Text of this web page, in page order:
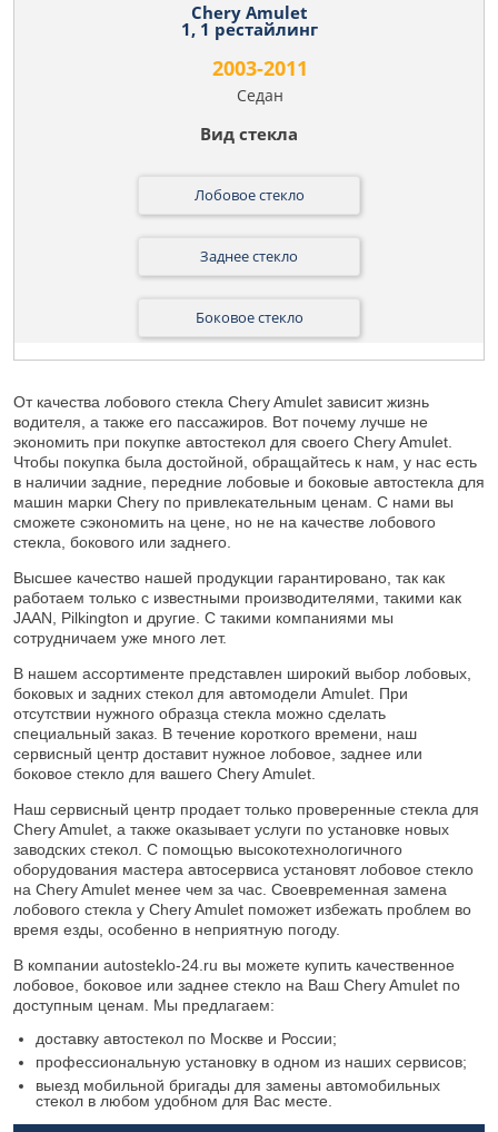
Chery Amulet
1, 1 рестайлинг
2003-2011
Седан
Лобовое стекло
Заднее стекло
Боковое стекло
От качества лобового стекла Chery Amulet зависит жизнь
водителя, а также его пассажиров. Вот почему лучше не
экономить при покупке автостекол для своего Chery Amulet.
Чтобы покупка была достойной, обращайтесь к нам, у нас есть
в наличии задние, передние лобовые и боковые автостекла для
машин марки Chery по привлекательным ценам. С нами вы
сможете сэкономить на цене, но не на качестве лобового
стекла, бокового или заднего.
Высшее качество нашей продукции гарантировано, так как
работаем только с известными производителями, такими как
JAAN, Pilkington и другие. С такими компаниями мы
сотрудничаем уже много лет.
В нашем ассортименте представлен широкий выбор лобовых,
боковых и задних стекол для автомодели Amulet. При
отсутствии нужного образца стекла можно сделать
специальный заказ. В течение короткого времени, наш
сервисный центр доставит нужное лобовое, заднее или
боковое стекло для вашего Chery Amulet.
Наш сервисный центр продает только проверенные стекла для
Chery Amulet, а также оказывает услуги по установке новых
заводских стекол. С помощью высокотехнологичного
оборудования мастера автосервиса установят лобовое стекло
на Chery Amulet менее чем за час. Своевременная замена
лобового стекла у Chery Amulet поможет избежать проблем во
время езды, особенно в неприятную погоду.
В компании autosteklo-24.ru вы можете купить качественное
лобовое, боковое или заднее стекло на Ваш Chery Amulet по
доступным ценам. Мы предлагаем:
доставку автостекол по Москве и России;
профессиональную установку в одном из наших сервисов;
выезд мобильной бригады для замены автомобильных
стекол в любом удобном для Вас месте.